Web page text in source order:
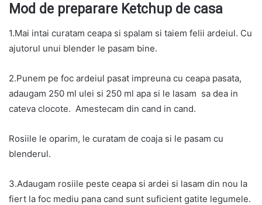
Mod de preparare Ketchup de casa
1.Mai intai curatam ceapa si spalam si taiem felii ardeiul. Cu
ajutorul unui blender le pasam bine.
2.Punem pe foc ardeiul pasat impreuna cu ceapa pasata,
adaugam 250 ml ulei si 250 ml apa si le lasam sa dea in
cateva clocote. Amestecam din cand in cand.
Rosiile le oparim, le curatam de coaja si le pasam cu
blenderul.
3.Adaugam rosiile peste ceapa si ardei si lasam din nou la
fiert la foc mediu pana cand sunt suficient gatite legumele.